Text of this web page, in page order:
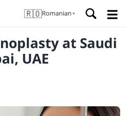
🇷🇴Romanian ▼
at Saudi
UAE